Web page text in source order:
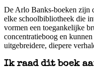
De Arlo Banks-boeken zijn
elke schoolbibliotheek die
vormen een toegankelijke
concentratieboog en
uitgebreidere, diepere
Ik raad dit boek